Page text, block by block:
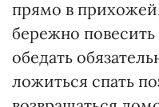
прямо в
бережно
обедать
ложиться спать